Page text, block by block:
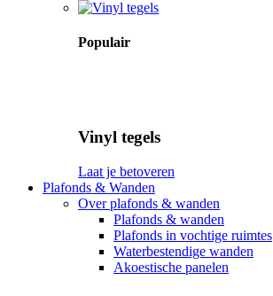
Populair
Vinyl tegels
Laat je betoveren
Plafonds & Wanden
Over plafonds & wanden
Plafonds & wanden
Plafonds in vochtige ruimtes
Waterbestendige wanden
Akoestische panelen